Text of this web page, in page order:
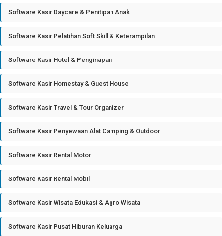
Software Kasir Daycare & Penitipan Anak
Software Kasir Pelatihan Soft Skill & Keterampilan
Software Kasir Hotel & Penginapan
Software Kasir Homestay & Guest House
Software Kasir Travel & Tour Organizer
Software Kasir Penyewaan Alat Camping & Outdoor
Software Kasir Rental Motor
Software Kasir Rental Mobil
Software Kasir Wisata Edukasi & Agro Wisata
Software Kasir Pusat Hiburan Keluarga